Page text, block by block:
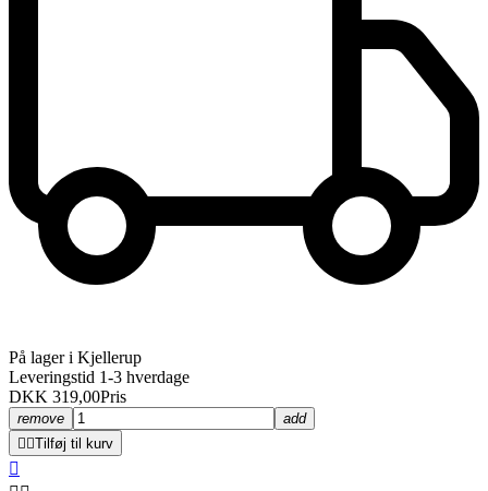
På lager i Kjellerup
Leveringstid 1-3 hverdage
DKK 319,00Pris
remove
add
 Tilføj til kurv
